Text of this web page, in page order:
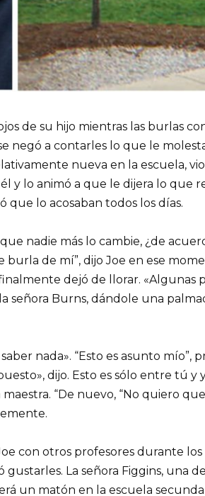
de su hijo mientras las burlas
negó a contarles lo que le
nueva en la escuela, vio
y lo animó a que le dijera lo que
que lo acosaban todos los días.
nadie más lo cambie, ¿de
burla de mí”, dijo Joe en ese
dejó de llorar. «Algunas
señora Burns, dándole una
nada». “Esto es asunto mío”,
dijo. Esto es sólo entre tú y
“De nuevo, “No quiero
con otros profesores durante los
La señora Figgins, una
un matón en la escuela